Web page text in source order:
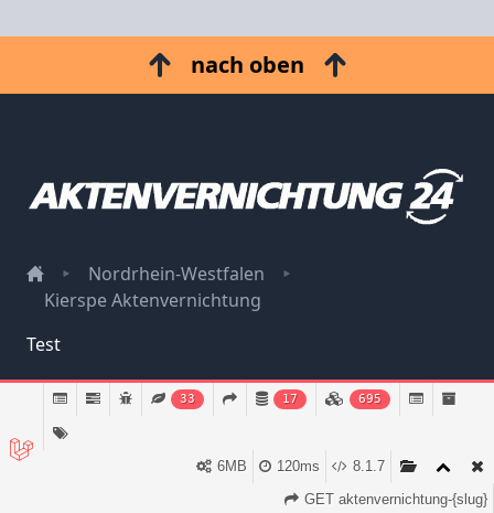
nach oben
Nordrhein-Westfalen
Kierspe Aktenvernichtung
Test
Impressum
Datenschutz
33 17 695
8.1.7
120ms
6MB
GET aktenvernichtung-{slug}